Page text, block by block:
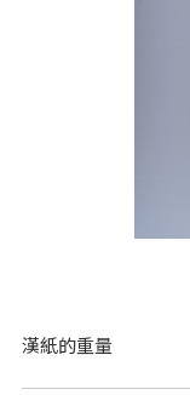
漢紙的重量